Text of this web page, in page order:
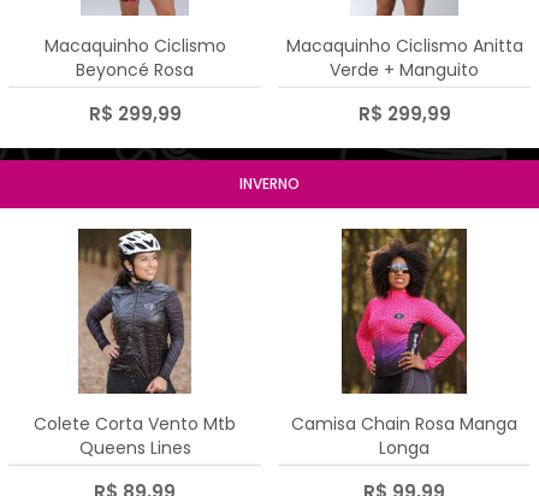
Macaquinho Ciclismo
Beyoncé Rosa
R$ 299,99
Macaquinho Ciclismo Anitta
Verde + Manguito
R$ 299,99
INVERNO
Colete Corta Vento Mtb
Queens Lines
Camisa Chain Rosa Manga
Longa